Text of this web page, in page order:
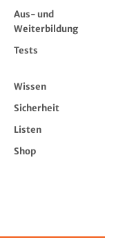
Aus- und
Weiterbildung
Tests
Wissen
Sicherheit
Listen
Shop